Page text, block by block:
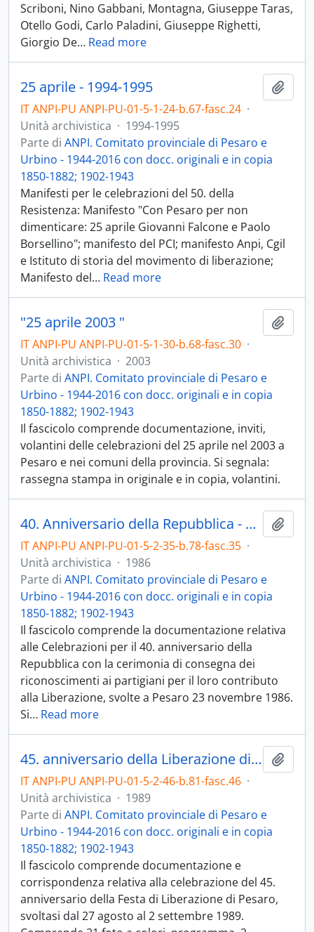
Scriboni, Nino Gabbani, Montagna, Giuseppe Taras,
Otello Godi, Carlo Paladini, Giuseppe Righetti,
Giorgio De… Read more
25 aprile - 1994-1995
IT ANPI-PU ANPI-PU-01-5-1-24-b.67-fasc.24 ·
Unità archivistica · 1994-1995
Parte di ANPI. Comitato provinciale di Pesaro e
Urbino - 1944-2016 con docc. originali e in copia
1850-1882; 1902-1943
Manifesti per le celebrazioni del 50. della
Resistenza: Manifesto "Con Pesaro per non
dimenticare: 25 aprile Giovanni Falcone e Paolo
Borsellino"; manifesto del PCI; manifesto Anpi, Cgil
e Istituto di storia del movimento di liberazione;
Manifesto del… Read more
"25 aprile 2003 "
IT ANPI-PU ANPI-PU-01-5-1-30-b.68-fasc.30 ·
Unità archivistica · 2003
Parte di ANPI. Comitato provinciale di Pesaro e
Urbino - 1944-2016 con docc. originali e in copia
1850-1882; 1902-1943
Il fascicolo comprende documentazione, inviti,
volantini delle celebrazioni del 25 aprile nel 2003 a
Pesaro e nei comuni della provincia. Si segnala:
rassegna stampa in originale e in copia, volantini.
40. Anniversario della Repubblica - 1986
IT ANPI-PU ANPI-PU-01-5-2-35-b.78-fasc.35 ·
Unità archivistica · 1986
Parte di ANPI. Comitato provinciale di Pesaro e
Urbino - 1944-2016 con docc. originali e in copia
1850-1882; 1902-1943
Il fascicolo comprende la documentazione relativa
alle Celebrazioni per il 40. anniversario della
Repubblica con la cerimonia di consegna dei
riconoscimenti ai partigiani per il loro contributo
alla Liberazione, svolte a Pesaro 23 novembre 1986.
Si… Read more
45. anniversario della Liberazione di Pesaro - 1989
IT ANPI-PU ANPI-PU-01-5-2-46-b.81-fasc.46 ·
Unità archivistica · 1989
Parte di ANPI. Comitato provinciale di Pesaro e
Urbino - 1944-2016 con docc. originali e in copia
1850-1882; 1902-1943
Il fascicolo comprende documentazione e
corrispondenza relativa alla celebrazione del 45.
anniversario della Festa di Liberazione di Pesaro,
svoltasi dal 27 agosto al 2 settembre 1989.